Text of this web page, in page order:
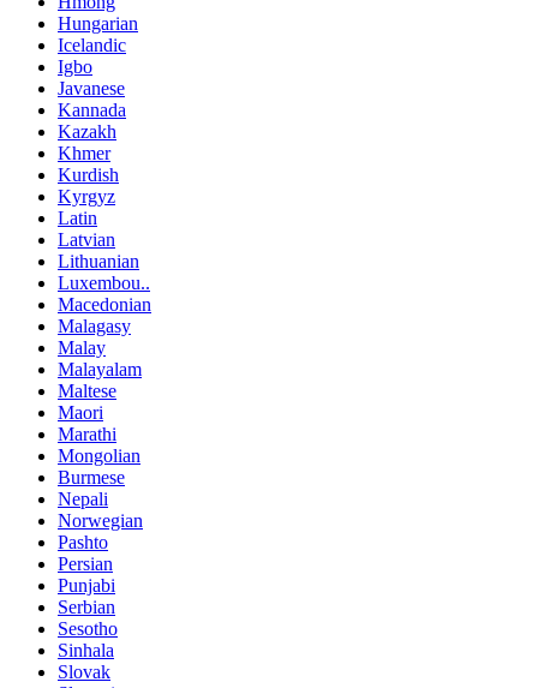
Hungarian
Icelandic
Igbo
Javanese
Kannada
Kazakh
Khmer
Kurdish
Kyrgyz
Latin
Latvian
Lithuanian
Luxembou..
Macedonian
Malagasy
Malay
Malayalam
Maltese
Maori
Marathi
Mongolian
Burmese
Nepali
Norwegian
Pashto
Persian
Punjabi
Serbian
Sesotho
Sinhala
Slovak